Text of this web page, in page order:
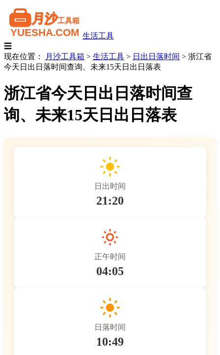
生活工具
☰
现在位置：
月沙工具箱 > 生活工具 > 日出日落时间 > 浙江省
今天日出日落时间查询、未来15天日出日落表
浙江省今天日出日落时间查
询、未来15天日出日落表
日出时间
21:20
正午时间
04:05
日落时间
10:49